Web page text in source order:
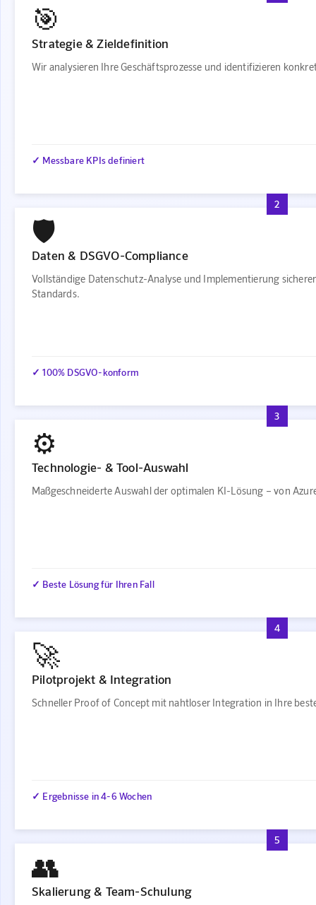
🎯
Strategie & Zieldefinition
Wir analysieren Ihre Geschäftsprozesse und identifizieren
✓ Messbare KPIs definiert
2
🛡️
Daten & DSGVO-Compliance
Vollständige Datenschutz-Analyse und Implementierung
Standards.
✓ 100% DSGVO-konform
3
⚙️
Technologie- & Tool-Auswahl
Maßgeschneiderte Auswahl der optimalen KI-Lösung – von
✓ Beste Lösung für Ihren Fall
4
🚀
Pilotprojekt & Integration
Schneller Proof of Concept mit nahtloser Integration in Ihre
✓ Ergebnisse in 4-6 Wochen
5
👥
Skalierung & Team-Schulung